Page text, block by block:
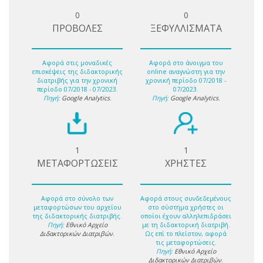
0
ΠΡΟΒΟΛΕΣ
Αφορά στις μοναδικές
επισκέψεις της διδακτορικής
διατριβής για την χρονική
περίοδο 07/2018 - 07/2023.
Πηγή: Google Analytics.
0
ΞΕΦΥΛΛΙΣΜΑΤΑ
Αφορά στο άνοιγμα του
online αναγνώστη για την
χρονική περίοδο 07/2018 -
07/2023.
Πηγή: Google Analytics.
1
ΜΕΤΑΦΟΡΤΩΣΕΙΣ
Αφορά στο σύνολο των
μεταφορτώσων του αρχείου
της διδακτορικής διατριβής.
Πηγή: Εθνικό Αρχείο
Διδακτορικών Διατριβών.
1
ΧΡΗΣΤΕΣ
Αφορά στους συνδεδεμένους
στο σύστημα χρήστες οι
οποίοι έχουν αλληλεπιδράσει
με τη διδακτορική διατριβή.
Ως επί το πλείστον, αφορά
τις μεταφορτώσεις.
Πηγή: Εθνικό Αρχείο
Διδακτορικών Διατριβών.